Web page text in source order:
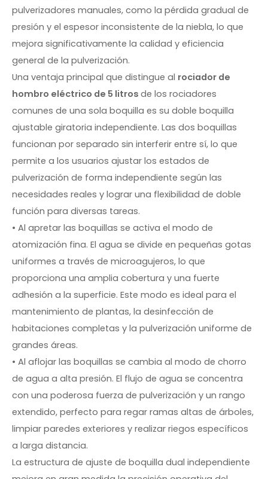
pulverizadores manuales, como la pérdida gradual de
presión y el espesor inconsistente de la niebla, lo que
mejora significativamente la calidad y eficiencia
general de la pulverización.
Una ventaja principal que distingue al rociador de
hombro eléctrico de 5 litros de los rociadores
comunes de una sola boquilla es su doble boquilla
ajustable giratoria independiente. Las dos boquillas
funcionan por separado sin interferir entre sí, lo que
permite a los usuarios ajustar los estados de
pulverización de forma independiente según las
necesidades reales y lograr una flexibilidad de doble
función para diversas tareas.
• Al apretar las boquillas se activa el modo de
atomización fina. El agua se divide en pequeñas gotas
uniformes a través de microagujeros, lo que
proporciona una amplia cobertura y una fuerte
adhesión a la superficie. Este modo es ideal para el
mantenimiento de plantas, la desinfección de
habitaciones completas y la pulverización uniforme de
grandes áreas.
• Al aflojar las boquillas se cambia al modo de chorro
de agua a alta presión. El flujo de agua se concentra
con una poderosa fuerza de pulverización y un rango
extendido, perfecto para regar ramas altas de árboles,
limpiar paredes exteriores y realizar riegos específicos
a larga distancia.
La estructura de ajuste de boquilla dual independiente